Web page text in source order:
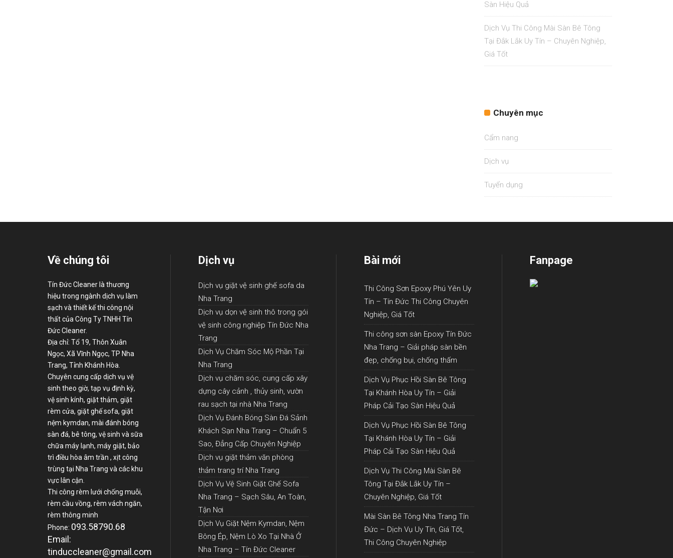
Sàn Hiệu Quả
Dịch Vụ Thi Công Mài Sàn Bê Tông
Tại Đắk Lắk Uy Tín – Chuyên Nghiệp,
Giá Tốt
Chuyên mục
Cẩm nang
Dịch vụ
Tuyển dụng
Về chúng tôi
Tín Đức Cleaner là thương
hiệu trong ngành dịch vụ làm
sạch và thiết kế thi công nội
thất của Công Ty TNHH Tín
Đức Cleaner.
Địa chỉ: Tổ 19, Thôn Xuân
Ngọc, Xã Vĩnh Ngọc, TP Nha
Trang, Tỉnh Khánh Hòa.
Chuyên cung cấp dịch vụ vệ
sinh theo giờ, tạp vụ định kỳ,
vệ sinh kính, giặt thảm, giặt
rèm cửa, giặt ghế sofa, giặt
nệm kymdan, mài đánh bóng
sàn đá, bê tông, vệ sinh và sữa
chữa máy lạnh, máy giặt, bảo
trì điều hòa âm trần , xịt công
trùng tại Nha Trang và các khu
vực lân cận.
Thi công rèm lưới chống muỗi,
rèm cầu vồng, rèm vách ngăn,
rèm thông minh
Phone: 093.58790.68
Email:
tinduccleaner@gmail.com
Dịch vụ
Dịch vụ giặt vệ sinh ghế sofa da
Nha Trang
Dịch vụ dọn vệ sinh thô trong gói
vệ sinh công nghiệp Tín Đức Nha
Trang
Dịch Vụ Chăm Sóc Mộ Phần Tại
Nha Trang
Dịch vụ chăm sóc, cung cấp xây
dựng cây cảnh , thủy sinh, vườn
rau sạch tại nhà Nha Trang
Dịch Vụ Đánh Bóng Sàn Đá Sảnh
Khách Sạn Nha Trang – Chuẩn 5
Sao, Đẳng Cấp Chuyên Nghiệp
Dịch vụ giặt thảm văn phòng
thảm trang trí Nha Trang
Dịch Vụ Vệ Sinh Giặt Ghế Sofa
Nha Trang – Sạch Sâu, An Toàn,
Tận Nơi
Dịch Vụ Giặt Nệm Kymdan, Nệm
Bông Ép, Nệm Lò Xo Tại Nhà Ở
Nha Trang – Tín Đức Cleaner
Bài mới
Thi Công Sơn Epoxy Phú Yên Uy
Tín – Tín Đức Thi Công Chuyên
Nghiệp, Giá Tốt
Thi công sơn sàn Epoxy Tín Đức
Nha Trang – Giải pháp sàn bền
đẹp, chống bụi, chống thấm
Dịch Vụ Phục Hồi Sàn Bê Tông
Tại Khánh Hòa Uy Tín – Giải
Pháp Cải Tạo Sàn Hiệu Quả
Dịch Vụ Phục Hồi Sàn Bê Tông
Tại Khánh Hòa Uy Tín – Giải
Pháp Cải Tạo Sàn Hiệu Quả
Dịch Vụ Thi Công Mài Sàn Bê
Tông Tại Đắk Lắk Uy Tín –
Chuyên Nghiệp, Giá Tốt
Mài Sàn Bê Tông Nha Trang Tín
Đức – Dịch Vụ Uy Tín, Giá Tốt,
Thi Công Chuyên Nghiệp
Fanpage